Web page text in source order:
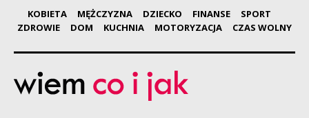
KOBIETA MĘŻCZYZNA DZIECKO FINANSE
SPORT
ZDROWIE
DOM KUCHNIA MOTORYZACJA CZAS WOLNY